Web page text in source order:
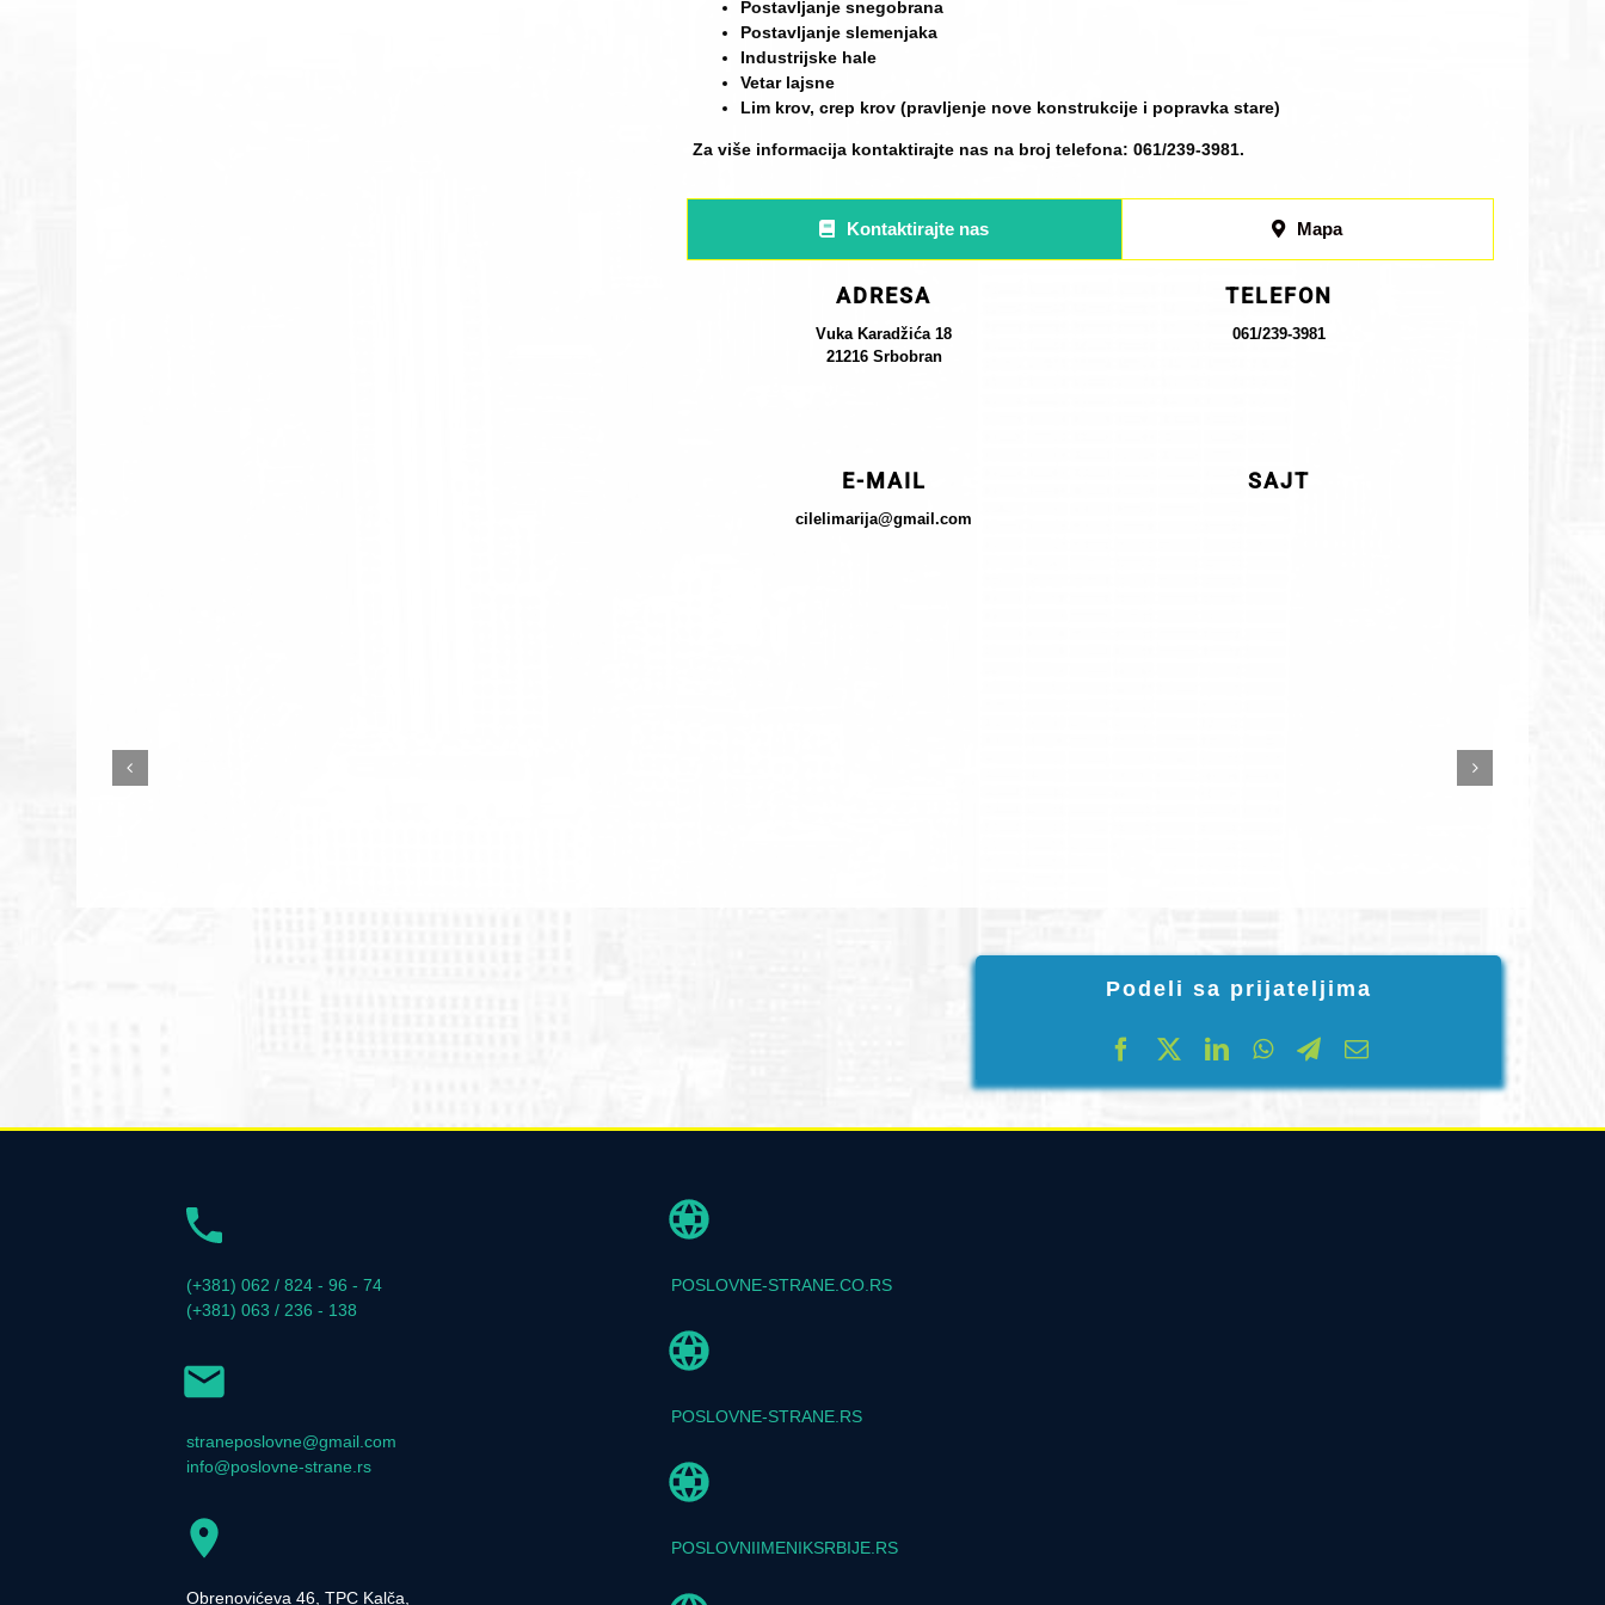
Postavljanje snegobrana
Postavljanje slemenjaka
Industrijske hale
Vetar lajsne
Lim krov, crep krov (pravljenje nove konstrukcije i popravka stare)
Za više informacija kontaktirajte nas na broj telefona: 061/239-3981.
Kontaktirajte nas Mapa
ADRESA
Vuka Karadžića 18
21216 Srbobran
TELEFON
061/239-3981
E-MAIL
cilelimarija@gmail.com
SAJT
Podeli sa prijateljima
(+381) 062 / 824 - 96 - 74
(+381) 063 / 236 - 138
straneposlovne@gmail.com
info@poslovne-strane.rs
Obrenovićeva 46, TPC Kalča,
POSLOVNE-STRANE.CO.RS
POSLOVNE-STRANE.RS
POSLOVNIIMENIKSRBIJE.RS